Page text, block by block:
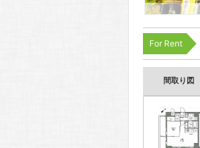
For Rent
間取り図